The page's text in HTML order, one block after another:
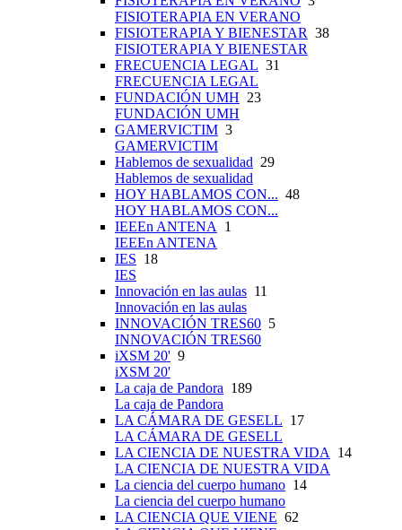
FISIOTERAPIA EN VERANO
FISIOTERAPIA Y BIENESTAR 38
FISIOTERAPIA Y BIENESTAR
FRECUENCIA LEGAL 31
FRECUENCIA LEGAL
FUNDACIÓN UMH 23
FUNDACIÓN UMH
GAMERVICTIM 3
GAMERVICTIM
Hablemos de sexualidad 29
Hablemos de sexualidad
HOY HABLAMOS CON... 48
HOY HABLAMOS CON...
IEEEn ANTENA
1
IEEEn ANTENA
IES 18
IES
Innovación en las aulas 11
Innovación en las aulas
INNOVACIÓN TRES60 5
INNOVACIÓN TRES60
iXSM 20' 9
iXSM 20'
La caja de Pandora 189
La caja de Pandora
LA CÁMARA DE GESELL 17
LA CÁMARA DE GESELL
LA CIENCIA DE NUESTRA VIDA
14
LA CIENCIA DE NUESTRA VIDA
La ciencia del cuerpo humano 14
La ciencia del cuerpo humano
LA CIENCIA QUE VIENE 62